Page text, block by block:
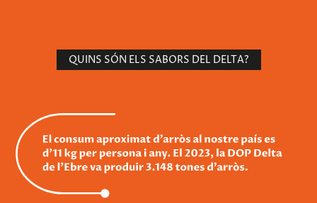
QUINS SÓN ELS SABORS DEL DELTA?